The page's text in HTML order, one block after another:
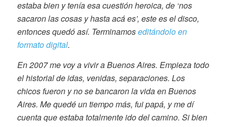
estaba bien y tenía esa cuestión heroica, de ‘nos
sacaron las cosas y hasta acá es’, este es el disco,
entonces quedó así. Terminamoseditándolo en
formato digital.
En 2007 me voy a vivir a Buenos Aires. Empieza todo
el historial de idas, venidas, separaciones. Los
chicos fueron y no se bancaron la vida en Buenos
Aires. Me quedé un tiempo más, fui papá, y me dí
cuenta que estaba totalmente ido del camino. Si bien